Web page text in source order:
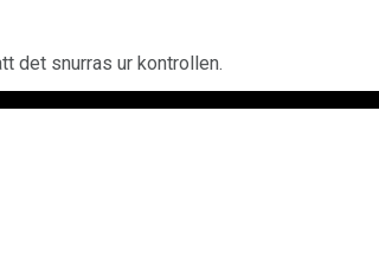
det snurras ur kontrollen.